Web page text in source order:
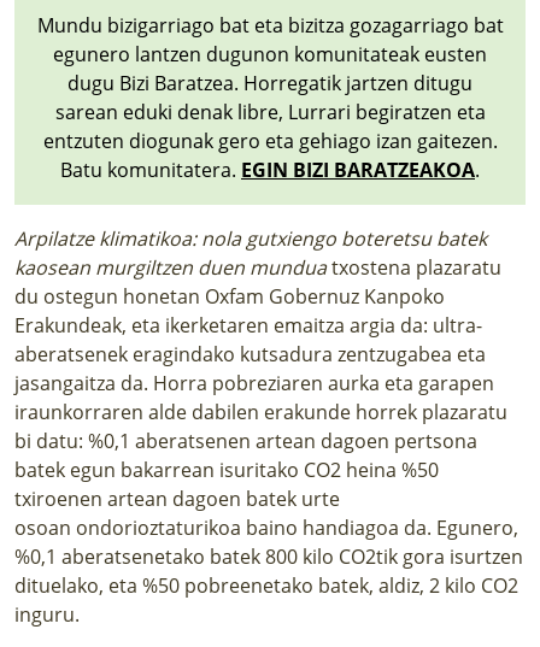
Mundu bizigarriago bat eta bizitza gozagarriago bat
egunero lantzen dugunon komunitateak eusten
dugu Bizi Baratzea. Horregatik jartzen ditugu
sarean eduki denak libre, Lurrari begiratzen eta
entzuten diogunak gero eta gehiago izan gaitezen.
Batu komunitatera. EGIN BIZI BARATZEAKOA.
Arpilatze klimatikoa: nola gutxiengo boteretsu batek
kaosean murgiltzen duen munduatxostena plazaratu
du ostegun honetan Oxfam Gobernuz Kanpoko
Erakundeak, eta ikerketaren emaitza argia da: ultra-
aberatsenek eragindako kutsadura zentzugabea eta
jasangaitza da. Horra pobreziaren aurka eta garapen
iraunkorraren alde dabilen erakunde horrek plazaratu
bi datu: %0,1 aberatsenen artean dagoen pertsona
batek egun bakarrean isuritako CO2 heina %50
txiroenen artean dagoen batek urte
osoan ondorioztaturikoa baino handiagoa da. Egunero,
%0,1 aberatsenetako batek 800 kilo CO2tik gora isurtzen
dituelako, eta %50 pobreenetako batek, aldiz, 2 kilo CO2
inguru.